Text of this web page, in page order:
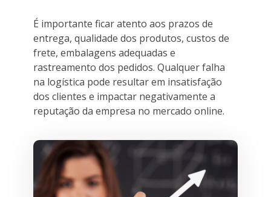
É importante ficar atento aos prazos de
entrega, qualidade dos produtos, custos de
frete, embalagens adequadas e
rastreamento dos pedidos. Qualquer falha
na logística pode resultar em insatisfação
dos clientes e impactar negativamente a
reputação da empresa no mercado online.